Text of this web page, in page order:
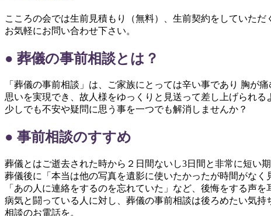
こころの会では生前見積もり（無料）、生前契約をしていた
お気軽にお問い合わせ下さい。
● 葬儀の事前相談とは？
「葬儀の事前相談」は、ご家族にとっては辛い事であり 胸が
思いを実現でき、故人様をゆっくりと見送って差し上げられる
少しでも不安や疑問に思う事を一つでも解消しませんか？
● 事前相談のすすめ
葬儀とはご逝去された時から２日間ないし3日間と非常に短い
葬儀後に「本当は他の写真を遺影に使いたかったが時間がなく
「あの人に連絡をするのを忘れていた」など、後悔をする声を
病気と闘っている人に対し、葬儀の事前相談は後ろめたい気
相談のお電話を。